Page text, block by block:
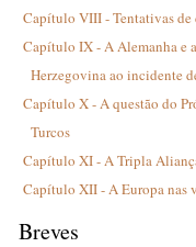
Capítulo VIII - Tentativas de
Capítulo IX - A Alemanha e
Herzegovina ao incidente
Capítulo X - A questão do
Turcos
Capítulo XI - A Tripla
Capítulo XII - A Europa nas
Breves